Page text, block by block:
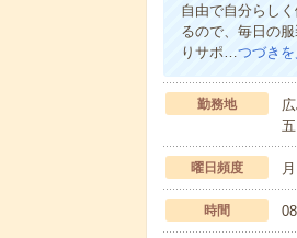
自由で自分らし
るので、毎日の
りサポ…つづきを
勤務地
曜日頻度
時間